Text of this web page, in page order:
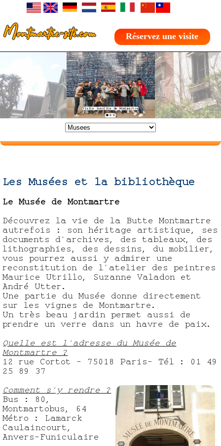
Montmartre-site.com
Les Musées et la bibliothèque
Le Musée de Montmartre
Découvrez la vie de la Butte Montmartre
autrefois : son héritage artistique, ses
documents d'archives, des tableaux, des
lithographies, des dessins, du mobilier,
vous pourrez aussi y admirer une
reconstitution de l'atelier des peintres
Maurice Utrillo, Suzanne Valadon et
André Utter.
Une partie du Musée donne directement
sur les vignes de Montmartre.
Un très beau jardin permet aussi de
prendre un verre dans un havre de paix.
Quelle est l'adresse du Musée de
Montmartre ?
12 rue Cortot - 75018 Paris- Tél : 01 49
25 89 37
Comment s'y rendre ?
Bus : 80,
Montmartobus, 64
Métro : Lamarck
Caulaincourt,
Anvers-Funiculaire
Réservez une visite